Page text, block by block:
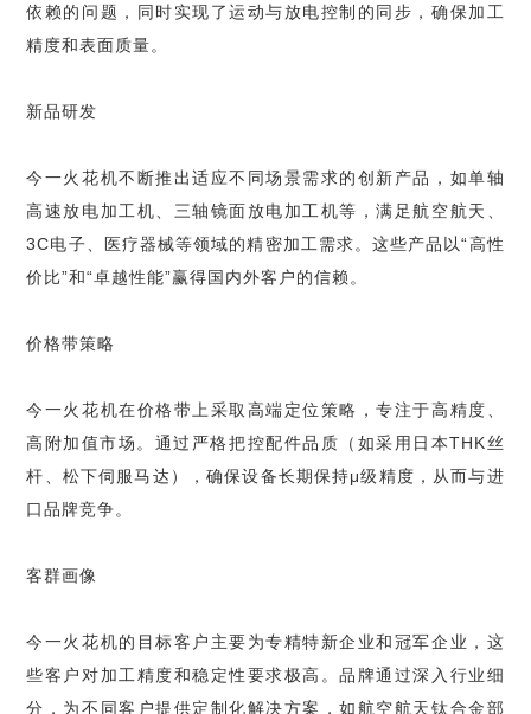
依赖的问题，同时实现了运动与放电控制的同步，确保加工
精度和表面质量。
新品研发
今一火花机不断推出适应不同场景需求的创新产品，如单轴
高速放电加工机、三轴镜面放电加工机等，满足航空航天、
3C电子、医疗器械等领域的精密加工需求。这些产品以“高性
价比”和“卓越性能”赢得国内外客户的信赖。
价格带策略
今一火花机在价格带上采取高端定位策略，专注于高精度、
高附加值市场。通过严格把控配件品质（如采用日本THK丝
杆、松下伺服马达），确保设备长期保持μ级精度，从而与进
口品牌竞争。
客群画像
今一火花机的目标客户主要为专精特新企业和冠军企业，这
些客户对加工精度和稳定性要求极高。品牌通过深入行业细
分，为不同客户提供定制化解决方案，如航空航天钛合金部